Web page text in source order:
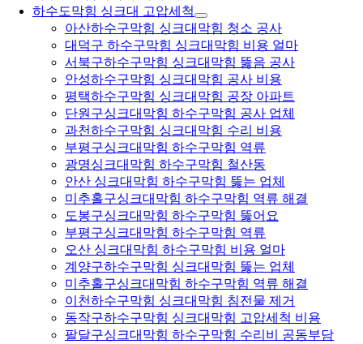
하수도막힘 싱크대 고압세척
아산하수구막힘 싱크대막힘 청소 공사
대덕구 하수구막힘 싱크대막힘 비용 얼마
서북구하수구막힘 싱크대막힘 뚫음 공사
안성하수구막힘 싱크대막힘 공사 비용
평택하수구막힘 싱크대막힘 공장 아파트
단원구싱크대막힘 하수구막힘 공사 업체
과천하수구막힘 싱크대막힘 수리 비용
부평구싱크대막힘 하수구막힘 역류
광명싱크대막힘 하수구막힘 철산동
안산 싱크대막힘 하수구막힘 뚫는 업체
미추홀구싱크대막힘 하수구막힘 역류 해결
도봉구싱크대막힘 하수구막힘 뚫어요
부평구싱크대막힘 하수구막힘 역류
오산 싱크대막힘 하수구막힘 비용 얼마
계양구하수구막힘 싱크대막힘 뚫는 업체
미추홀구싱크대막힘 하수구막힘 역류 해결
이천하수구막힘 싱크대막힘 침전물 제거
동작구하수구막힘 싱크대막힘 고압세척 비용
팔달구싱크대막힘 하수구막힘 수리비 공동부담